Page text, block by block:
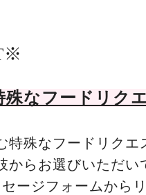
殊なフードリク
特殊なフードリクエ
からお選びいただい
ージフォームから